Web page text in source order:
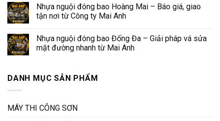
Nhựa nguội đóng bao Hoàng Mai – Báo giá, giao
tận nơi từ Công ty Mai Anh
Nhựa nguội đóng bao Đống Đa – Giải pháp vá sửa
mặt đường nhanh từ Mai Anh
DANH MỤC SẢN PHẨM
MÁY THI CÔNG SƠN